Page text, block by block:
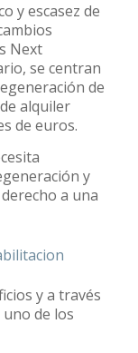
y escasez de
Next
se centran
de
alquiler
de euros.
y
a una
y a través
de los